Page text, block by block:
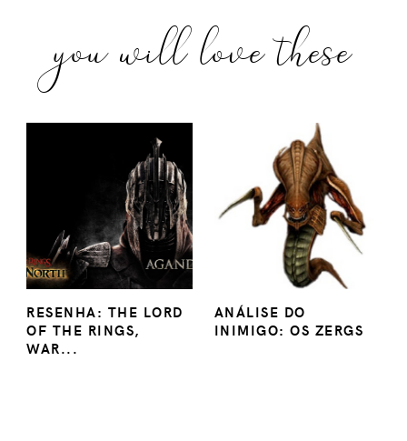
you will love these
RESENHA: THE LORD
OF THE RINGS,
WAR...
ANÁLISE DO
INIMIGO: OS ZERGS